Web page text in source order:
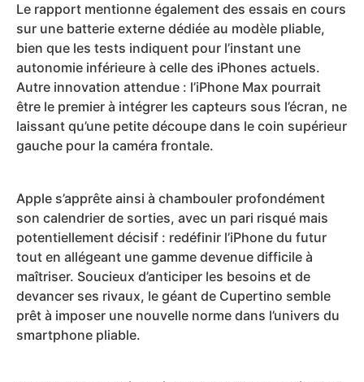
Le rapport mentionne également des essais en cours
sur une batterie externe dédiée au modèle pliable,
bien que les tests indiquent pour l’instant une
autonomie inférieure à celle des iPhones actuels.
Autre innovation attendue : l’iPhone Max pourrait
être le premier à intégrer les capteurs sous l’écran, ne
laissant qu’une petite découpe dans le coin supérieur
gauche pour la caméra frontale.
Apple s’apprête ainsi à chambouler profondément
son calendrier de sorties, avec un pari risqué mais
potentiellement décisif : redéfinir l’iPhone du futur
tout en allégeant une gamme devenue difficile à
maîtriser. Soucieux d’anticiper les besoins et de
devancer ses rivaux, le géant de Cupertino semble
prêt à imposer une nouvelle norme dans l’univers du
smartphone pliable.